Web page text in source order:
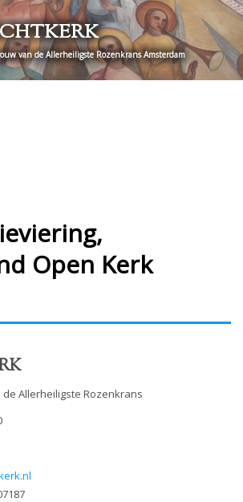
van de Allerheiligste Rozenkrans Amsterdam
Open Kerk
Allerheiligste Rozenkrans